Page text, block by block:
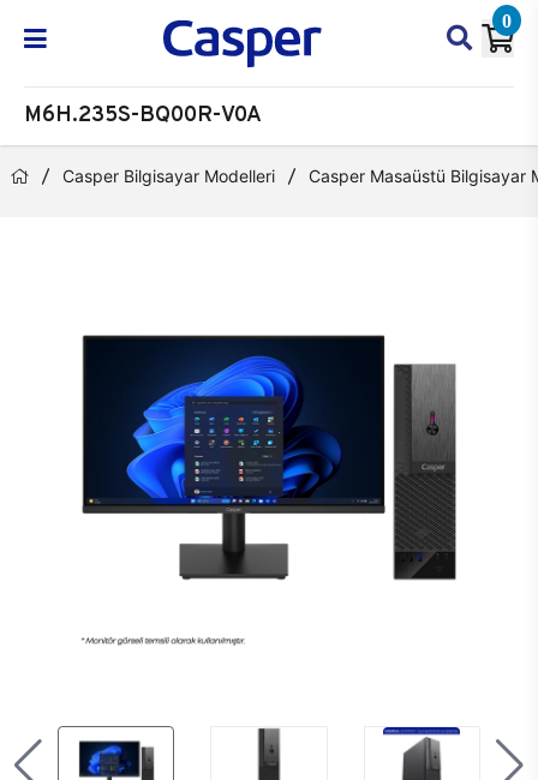
0
M6H.235S-BQ00R-V0A
Casper Bilgisayar Modelleri Casper Masaüstü Bilgisayar